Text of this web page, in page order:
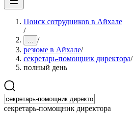
Поиск сотрудников в Айхале
/
... /
резюме в Айхале/
секретарь-помощник директора/
полный день
секретарь-помощник директора